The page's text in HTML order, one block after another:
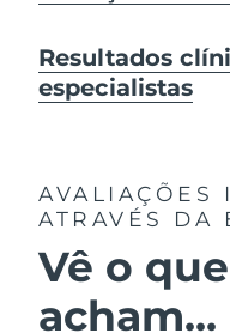
Resultados
especialistas
AVALIAÇÕES
ATRAVÉS DA
Vê o
acham...